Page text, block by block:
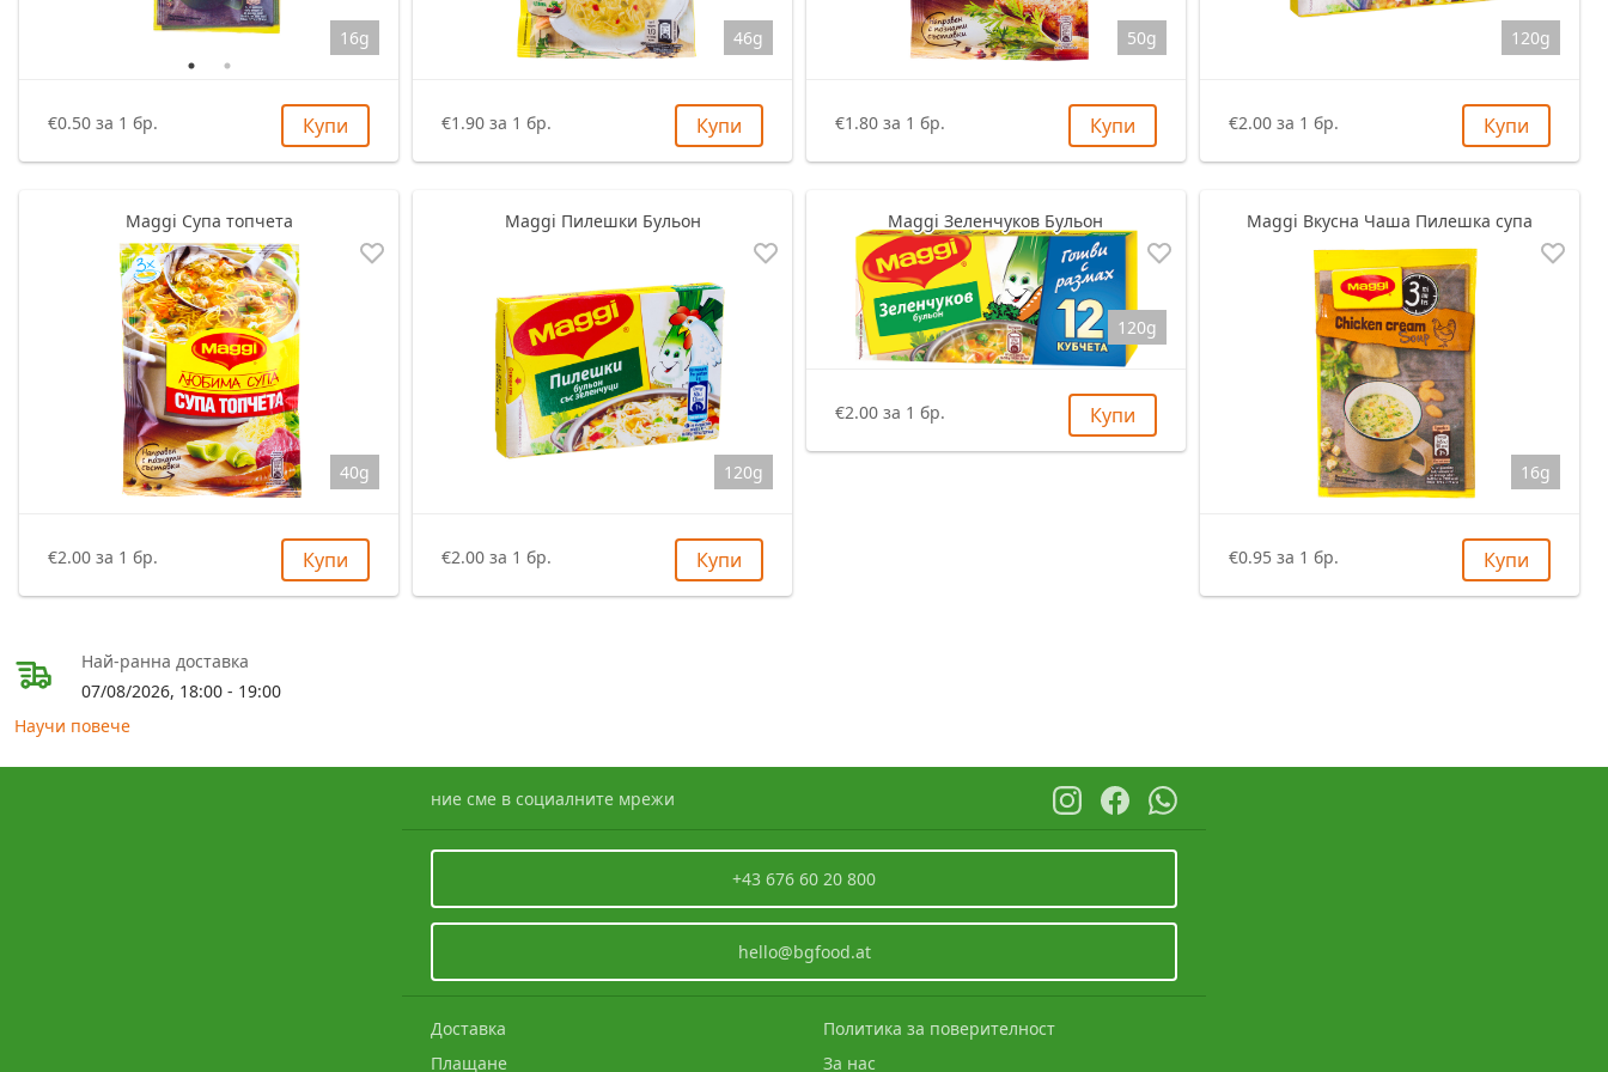
Халва
Други
16g
€0.50 за 1 бр. Купи
46g
€1.90 за 1 бр. Купи
50g
€1.80 за 1 бр. Купи
120g
€2.00 за 1 бр. Купи
Maggi Супа топчета
40g
€2.00 за 1 бр. Купи
Maggi Пилешки Бульон
120g
€2.00 за 1 бр. Купи
Maggi Зеленчуков Бульон
120g
€2.00 за 1 бр. Купи
Maggi Вкусна Чаша Пилешка супа
16g
€0.95 за 1 бр. Купи
Най-ранна доставка
07/08/2026, 18:00 - 19:00
Научи повече
ние сме в социалните мрежи
+43 676 60 20 800
hello@bgfood.at
Доставка
Плащане
Политика за поверителност
За нас